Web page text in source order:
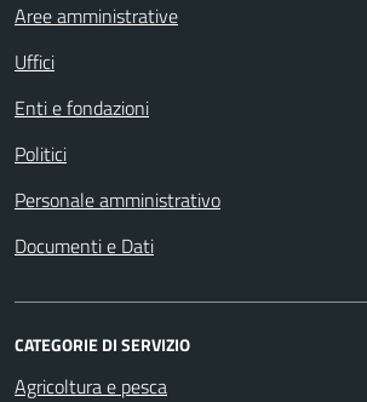
Aree amministrative
Uffici
Enti e fondazioni
Politici
Personale amministrativo
Documenti e Dati
CATEGORIE DI SERVIZIO
Agricoltura e pesca